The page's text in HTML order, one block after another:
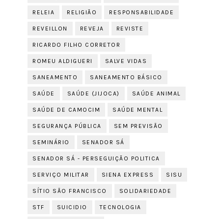
RELEIA RELIGIÃO RESPONSABILIDADE
REVEILLON REVEJA REVISTE
RICARDO FILHO CORRETOR
ROMEU ALDIGUERI SALVE VIDAS
SANEAMENTO SANEAMENTO BÁSICO
SAÚDE SAÚDE (JIJOCA) SAÚDE ANIMAL
SAÚDE DE CAMOCIM SAÚDE MENTAL
SEGURANÇA PÚBLICA SEM PREVISÃO
SEMINÁRIO SENADOR SÁ
SENADOR SÁ - PERSEGUIÇÃO POLITICA
SERVIÇO MILITAR SIENA EXPRESS SISU
SÍTIO SÃO FRANCISCO SOLIDARIEDADE
STF SUICIDIO TECNOLOGIA